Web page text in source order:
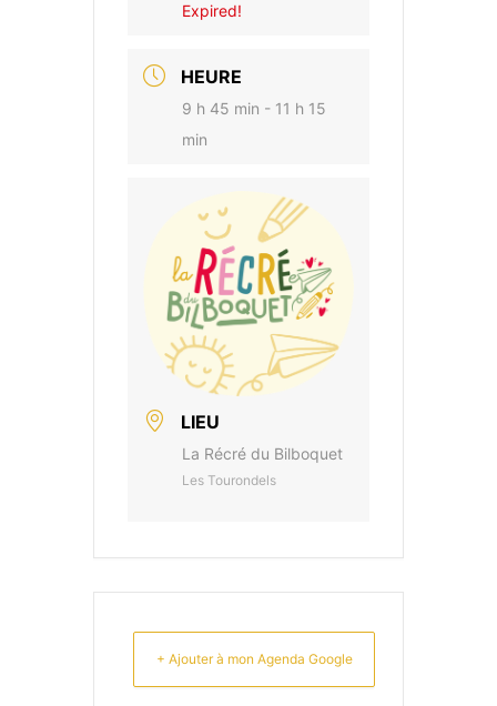
Expired!
HEURE
9 h 45 min - 11 h 15
min
LIEU
La Récré du Bilboquet
Les Tourondels
+ Ajouter à mon Agenda Google